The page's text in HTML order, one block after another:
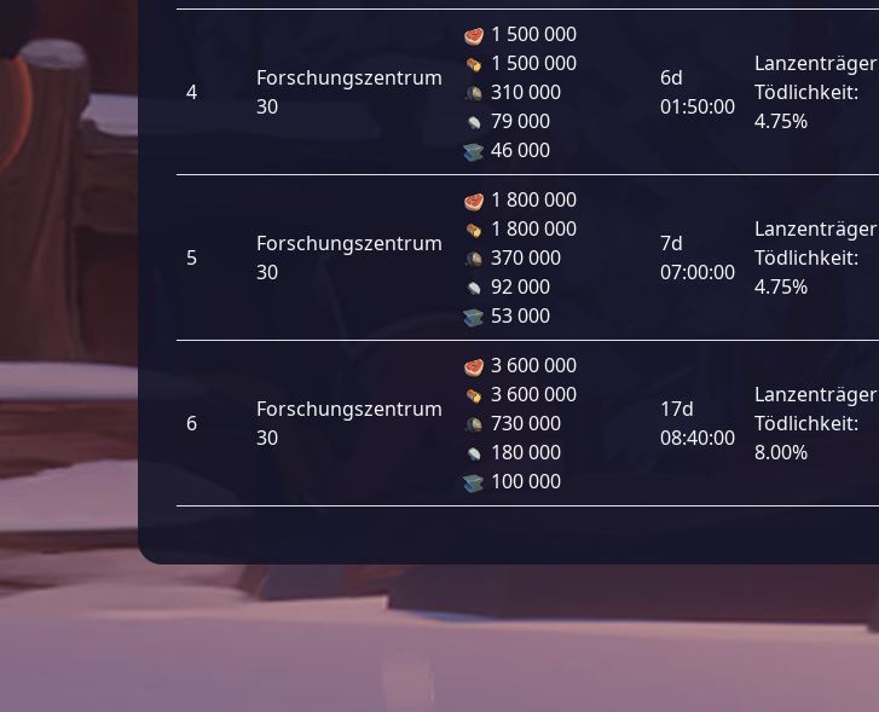
4
Forschungszentrum
30
1 500 000
1 500 000
310 000
79 000
46 000
6d
01:50:00
Lanzenträger
Tödlichkeit:
4.75%
5
Forschungszentrum
30
1 800 000
1 800 000
370 000
92 000
53 000
7d
07:00:00
Lanzenträger
Tödlichkeit:
4.75%
6
Forschungszentrum
30
3 600 000
3 600 000
730 000
180 000
100 000
17d
08:40:00
Lanzenträger
Tödlichkeit:
8.00%